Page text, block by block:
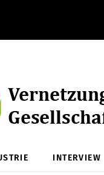
INTERVIEW